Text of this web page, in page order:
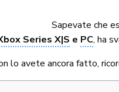
Sapevate che
Series X|S e PC, ha
lo avete ancora fatto,